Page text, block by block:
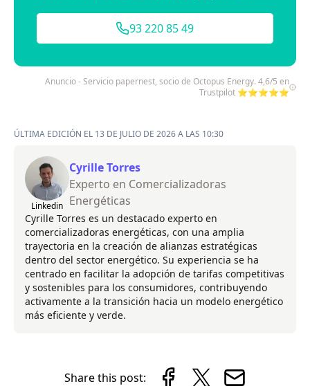
93 220 85 49
Anuncio - Servicio papernest, socio de Octopus Energy. 4,6/5 en
Trustpilot ⭐⭐⭐⭐⭐
ÚLTIMA EDICIÓN EL 13 DE JULIO DE 2026 A LAS 10:30
Linkedin
Cyrille Torres
Experto en Comercializadoras
Energéticas
Cyrille Torres es un destacado experto en
comercializadoras energéticas, con una amplia
trayectoria en la creación de alianzas estratégicas
dentro del sector energético. Su experiencia se ha
centrado en facilitar la adopción de tarifas competitivas
y sostenibles para los consumidores, contribuyendo
activamente a la transición hacia un modelo energético
más eficiente y verde.
Share this post: